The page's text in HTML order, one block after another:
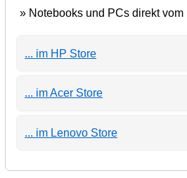
» Notebooks und PCs direkt vom
... im HP Store
... im Acer Store
... im Lenovo Store